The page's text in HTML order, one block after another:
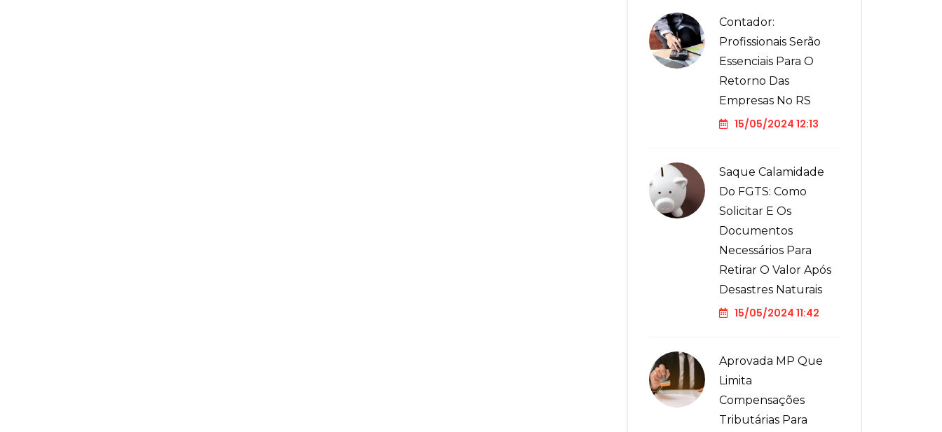
Contador:
Profissionais Serão
Essenciais Para O
Retorno Das
Empresas No RS
15/05/2024 12:13
Saque Calamidade
Do FGTS: Como
Solicitar E Os
Documentos
Necessários Para
Retirar O Valor Após
Desastres Naturais
15/05/2024 11:42
Aprovada MP Que
Limita
Compensações
Tributárias Para